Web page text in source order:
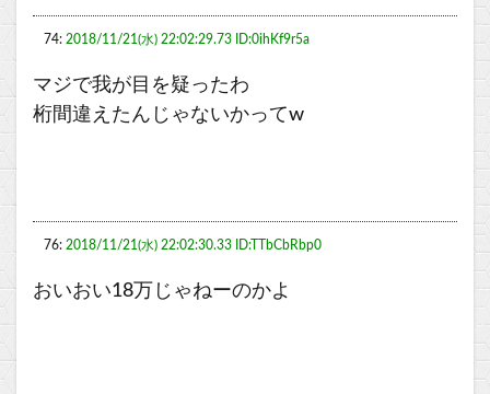
74: 2018/11/21(水) 22:02:29.73 ID:0ihKf9r5a
マジで我が目を疑ったわ
桁間違えたんじゃないかってw
76: 2018/11/21(水) 22:02:30.33 ID:TTbCbRbp0
おいおい18万じゃねーのかよ